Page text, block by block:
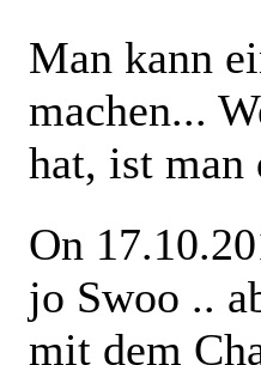
Man kann
machen...
hat, ist
On
jo Swoo ..
mit dem